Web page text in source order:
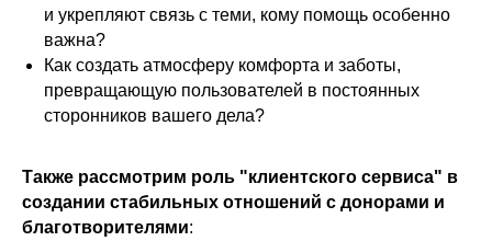
и укрепляют связь с теми, кому помощь особенно
важна?
Как создать атмосферу комфорта и заботы,
превращающую пользователей в постоянных
сторонников вашего дела?
Также рассмотрим роль "клиентского сервиса" в
создании стабильных отношений с донорами и
благотворителями: